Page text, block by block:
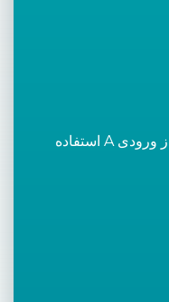
اگر از ما دیدن می‌کنید، لطفاً از ورودی A استفاده